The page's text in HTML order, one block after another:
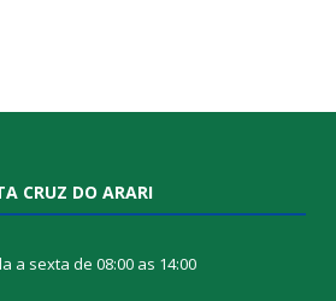
CRUZ DO ARARI
a sexta de 08:00 as 14:00